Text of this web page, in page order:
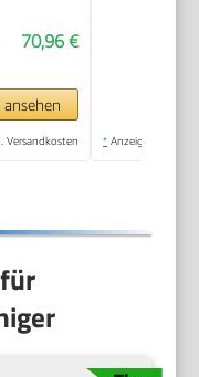
ml, mit
70,96 €
Versandkosten * Anzeige